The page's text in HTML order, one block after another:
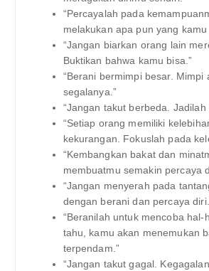
“Percayalah pada
melakukan apa pun yang kamu
“Jangan biarkan orang lain
Buktikan bahwa kamu bisa.”
“Berani bermimpi besar. Mimpi
segalanya.”
“Jangan takut berbeda. Jadilah
“Setiap orang memiliki
kekurangan. Fokuslah pada
“Kembangkan bakat dan
membuatmu semakin percaya
“Jangan menyerah pada
dengan berani dan percaya
“Beranilah untuk mencoba hal-
tahu, kamu akan menemukan
terpendam.”
“Jangan takut gagal.